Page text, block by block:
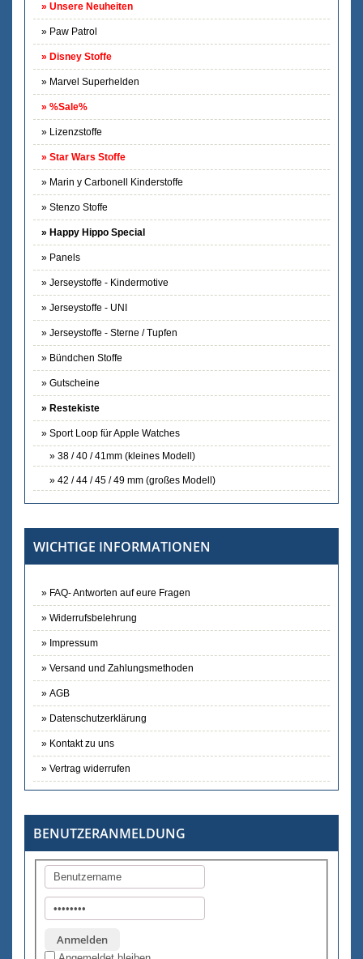
Unsere Neuheiten
Paw Patrol
Disney Stoffe
Marvel Superhelden
%Sale%
Lizenzstoffe
Star Wars Stoffe
Marin y Carbonell Kinderstoffe
Stenzo Stoffe
Happy Hippo Special
Panels
Jerseystoffe - Kindermotive
Jerseystoffe - UNI
Jerseystoffe - Sterne / Tupfen
Bündchen Stoffe
Gutscheine
Restekiste
Sport Loop für Apple Watches
38 / 40 / 41mm (kleines Modell)
42 / 44 / 45 / 49 mm (großes Modell)
WICHTIGE INFORMATIONEN
FAQ- Antworten auf eure Fragen
Widerrufsbelehrung
Impressum
Versand und Zahlungsmethoden
AGB
Datenschutzerklärung
Kontakt zu uns
Vertrag widerrufen
BENUTZERANMELDUNG